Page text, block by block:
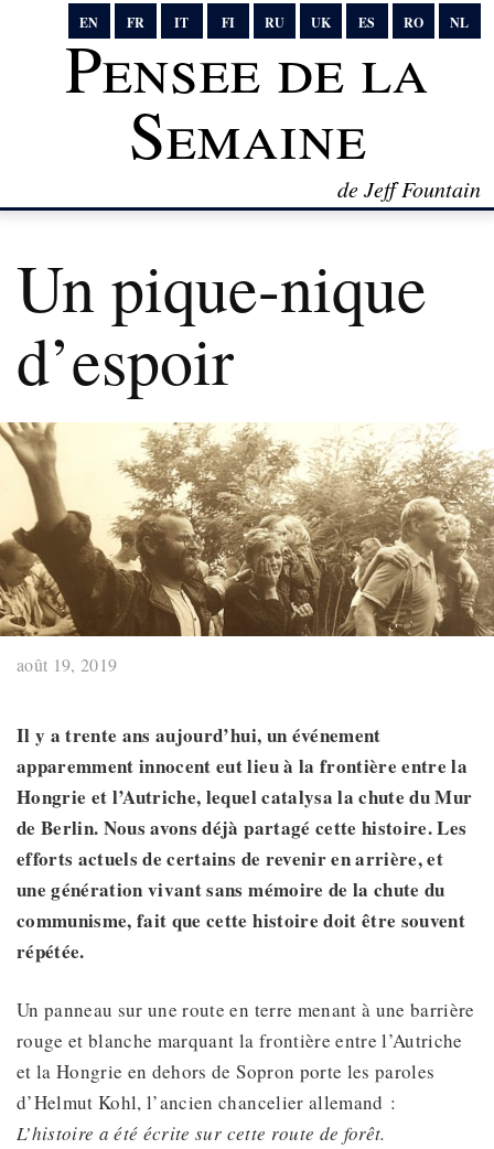
EN FR IT FI RU UK ES RO NL
Pensee de la
Semaine
de Jeff Fountain
Un pique-nique
d’espoir
août 19, 2019
Il y a trente ans aujourd’hui, un événement
apparemment innocent eut lieu à la frontière entre la
Hongrie et l’Autriche, lequel catalysa la chute du Mur
de Berlin. Nous avons déjà partagé cette histoire. Les
efforts actuels de certains de revenir en arrière, et
une génération vivant sans mémoire de la chute du
communisme, fait que cette histoire doit être souvent
répétée.
Un panneau sur une route en terre menant à une barrière
rouge et blanche marquant la frontière entre l’Autriche
et la Hongrie en dehors de Sopron porte les paroles
d’Helmut Kohl, l’ancien chancelier allemand :
L’histoire a été écrite sur cette route de forêt.